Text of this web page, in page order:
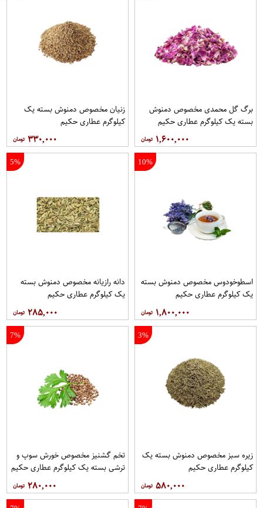
برگ گل محمدی مخصوص دمنوش
بسته یک کیلوگرم عطاری حکیم
۱,۶۰۰,۰۰۰
زنیان مخصوص دمنوش بسته یک
کیلوگرم عطاری حکیم
۳۳۰,۰۰۰
10%
اسطوخودوس مخصوص دمنوش بسته
یک کیلوگرم عطاری حکیم
۱,۸۰۰,۰۰۰
5%
دانه رازیانه مخصوص دمنوش بسته
یک کیلوگرم عطاری حکیم
۲۸۵,۰۰۰
3%
زیره سبز مخصوص دمنوش بسته یک
کیلوگرم عطاری حکیم
۵۸۰,۰۰۰
7%
تخم گشنیز مخصوص خورش سوپ و
ترشی بسته یک کیلوگرم عطاری حکیم
۲۸۰,۰۰۰